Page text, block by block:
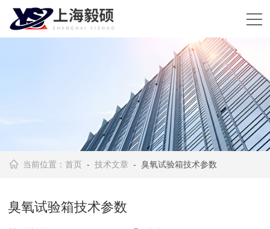
当前位置：首页 -技术文章 - 臭氧试验箱技术参数
臭氧试验箱技术参数